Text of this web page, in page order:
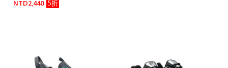
NTD2,440
5折